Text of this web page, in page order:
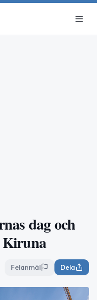
dag och
Kiruna
Felanmäl Dela